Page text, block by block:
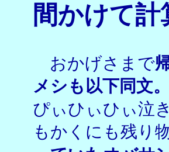
間かけて
おかげさまで
メシも以下同文。
ぴぃひぃひぃ泣
もかくにも残り